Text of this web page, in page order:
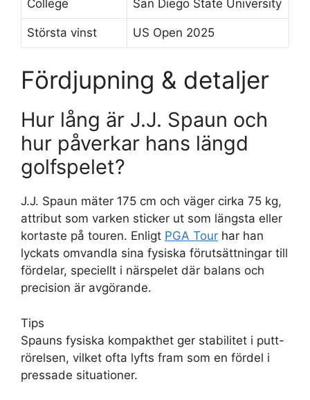
College San Diego State University
Största vinst US Open 2025
Fördjupning & detaljer
Hur lång är J.J. Spaun och
hur påverkar hans längd
golfspelet?
J.J. Spaun mäter 175 cm och väger cirka 75 kg,
attribut som varken sticker ut som längsta eller
kortaste på touren. Enligt PGA Tour har han
lyckats omvandla sina fysiska förutsättningar till
fördelar, speciellt i närspelet där balans och
precision är avgörande.
Tips
Spauns fysiska kompakthet ger stabilitet i putt-
rörelsen, vilket ofta lyfts fram som en fördel i
pressade situationer.